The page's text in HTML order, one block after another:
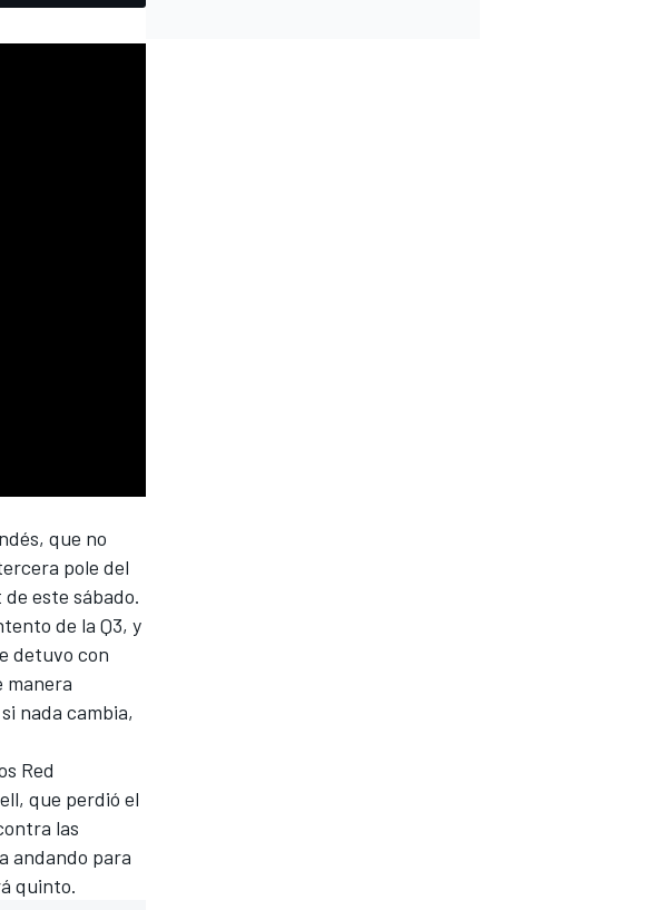
que no
pole del
este sábado.
de la Q3, y
detuvo con
manera
nada cambia,
Red
, que perdió el
las
andando para
quinto.